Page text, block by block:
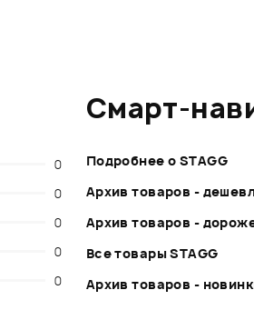
0
0
0
0
0
Смарт-
Подробнее о STAGG
Архив товаров -
Архив товаров -
Все товары STAGG
Архив товаров -